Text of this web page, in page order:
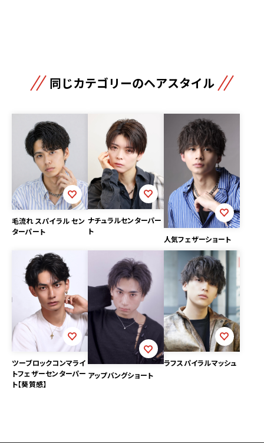
同じカテゴリーのヘアスタイル
毛流れ スパイラル セン
ターパート
ナチュラルセンターパー
ト
人気フェザーショート
ツーブロックコンマライ
トフェザーセンターパー
ト【葵質感】
アップバングショート
ラフスパイラルマッシュ